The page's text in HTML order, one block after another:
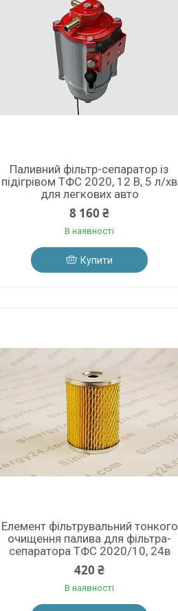
Паливний фільтр-сепаратор із
підігрівом ТФС 2020, 12 В, 5 л/хв
для легкових авто
8 160 ₴
В наявності
Купити
Елемент фільтрувальний тонкого
очищення палива для фільтра-
сепаратора ТФС 2020/10, 24в
420 ₴
В наявності